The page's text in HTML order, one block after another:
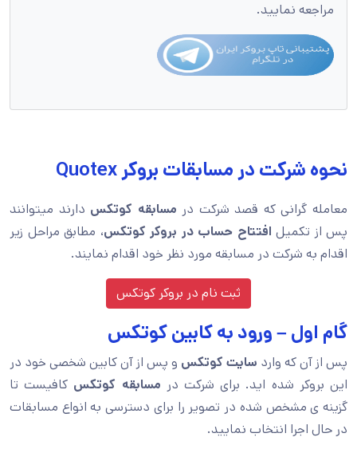
مراجعه نمایید.
نحوه شرکت در مسابقات بروکر Quotex
معامله گرانی که قصد شرکت در مسابقه کوتکس دارند میتوانند
پس از تکمیل افتتاح حساب در بروکر کوتکس، مطابق مراحل زیر
اقدام به شرکت در مسابقه مورد نظر خود اقدام نمایند.
ثبت نام در بروکر کوتکس
گام اول – ورود به کابین کوتکس
پس از آن که وارد سایت کوتکس و پس از آن کابین شخصی خود در
این بروکر شده اید. برای شرکت در مسابقه کوتکس کافیست تا
گزینه ی مشخص شده در تصویر را برای دسترسی به انواع مسابقات
در حال اجرا انتخاب نمایید.